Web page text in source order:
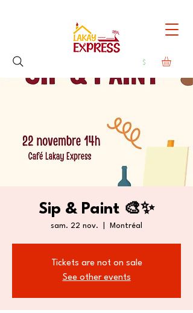
Sip & Paint 🎨✨
sam. 22 nov. Montréal
Tickets are not on sale
See other events